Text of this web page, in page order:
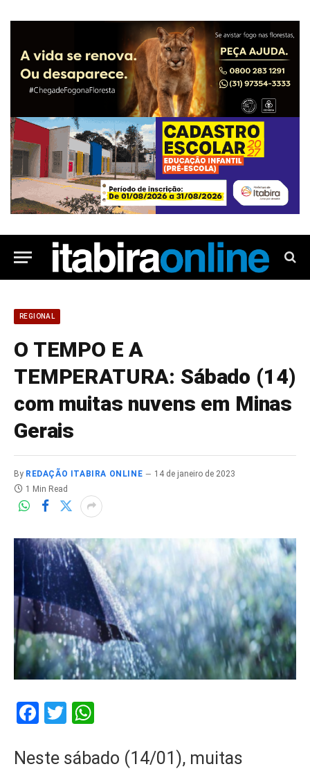
REGIONAL
O TEMPO E A
TEMPERATURA: Sábado (14)
com muitas nuvens em Minas
Gerais
By REDAÇÃO ITABIRA ONLINE
14 de janeiro de 2023
1 Min Read
Facebook
Twitter
Neste sábado (14/01), muitas